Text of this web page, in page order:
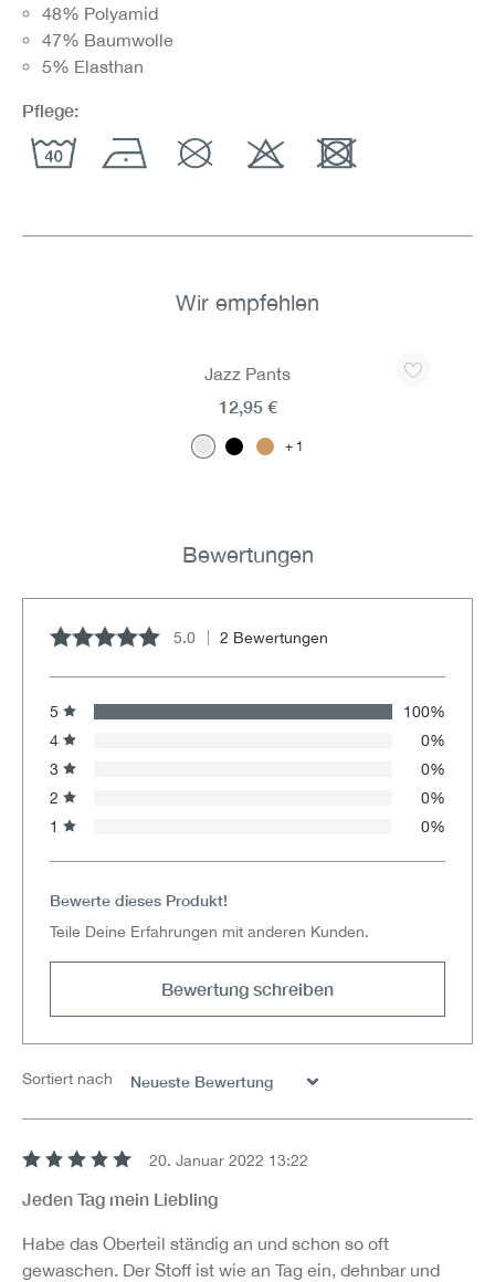
48% Polyamid
47% Baumwolle
5% Elasthan
Pflege:
Wir empfehlen
Jazz Pants
1
12,95 €
Bewertungen
Durchschnittliche Bewertung von 5 von 5 Sternen
5.0 2 Bewertungen
Sortiert nach
5
100%
4
0%
3
0%
2
0%
1
0%
Bewerte dieses Produkt!
Teile Deine Erfahrungen mit anderen Kunden.
Bewertung schreiben
20. Januar 2022 13:22
Jeden Tag mein Liebling
Habe das Oberteil ständig an und schon so oft
gewaschen. Der Stoff ist wie an Tag ein, dehnbar und